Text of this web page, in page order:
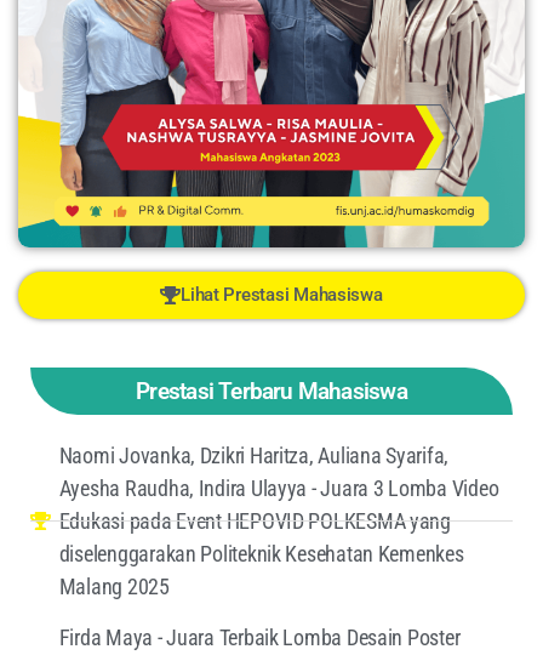
Lihat Prestasi Mahasiswa
Prestasi Terbaru Mahasiswa
Naomi Jovanka, Dzikri Haritza, Auliana Syarifa,
Ayesha Raudha, Indira Ulayya - Juara 3 Lomba Video
Edukasi pada Event HEPOVID POLKESMA yang
diselenggarakan Politeknik Kesehatan Kemenkes
Malang 2025
Firda Maya - Juara Terbaik Lomba Desain Poster